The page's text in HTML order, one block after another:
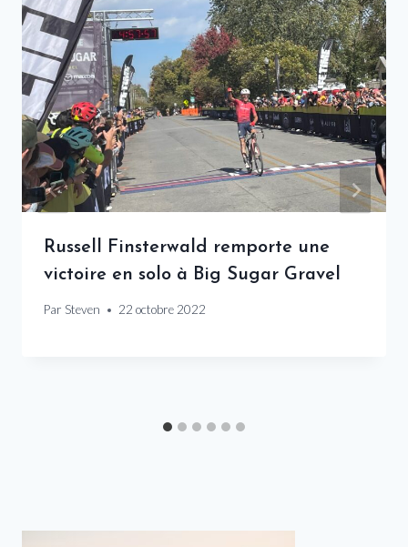
Russell Finsterwald remporte une
victoire en solo à Big Sugar Gravel
Par Steven 22 octobre 2022